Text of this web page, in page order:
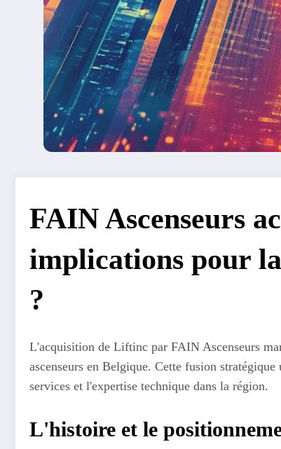
FAIN Ascenseurs
implications pour
?
L'acquisition de Liftinc par FAIN Ascenseurs
ascenseurs en Belgique. Cette fusion
services et l'expertise technique dans la région.
L'histoire et le